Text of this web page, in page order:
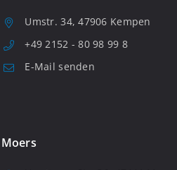
Umstr. 34, 47906 Kempen
+49 2152 - 80 98 99 8
E-Mail senden
Moers